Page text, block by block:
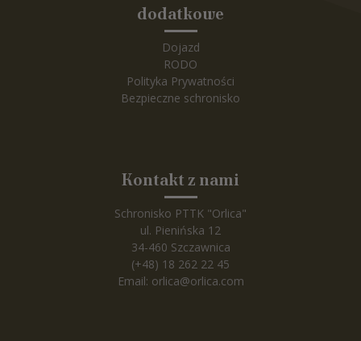
dodatkowe
Dojazd
RODO
Polityka Prywatności
Bezpieczne schronisko
Kontakt z nami
Schronisko PTTK "Orlica"
ul. Pienińska 12
34-460 Szczawnica
(+48) 18 262 22 45
Email: orlica@orlica.com